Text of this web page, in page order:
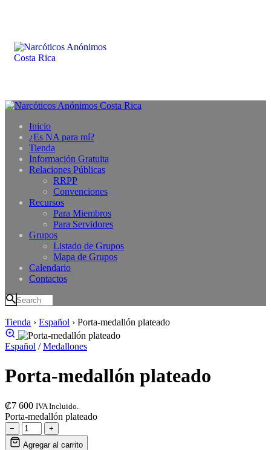
Inicio
¿Es NA para mí?
Tienda
Información Gratuita
Relaciones Públicas
RRPP
Convenciones
Recursos
Para Miembros
Para Servidores
Grupos
Listado de Grupos
Mapa de Grupos
Calendario
Contactos
Tienda › Español › Porta-medallón plateado
Español /Medallones
Porta-medallón plateado
₡7 600 IVA Incluido.
Porta-medallón plateado
−
+
Agregar al carrito